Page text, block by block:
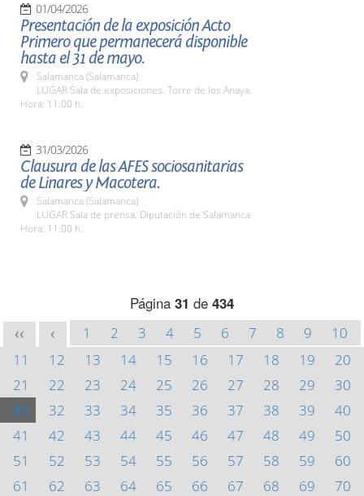
01/04/2026
Presentación de la exposición Acto
Primero que permanecerá disponible
hasta el 31 de mayo.
Salamanca (Salamanca)
LUGAR Sala de exposiciones. Torre de los Anaya.
Hora: 11:00 h.
31/03/2026
Clausura de las AFES sociosanitarias
de Linares y Macotera.
Salamanca (Salamanca)
LUGAR Sala de prensa. Diputación de Salamanca
Hora: 11:00 h.
Página 31 de 434
<< < 1 2 3 4 5 6 7 8 9
10
11
12 13 14 15 16 17 18 19
20
21
22 23 24 25 26 27 28 29
30
31
32 33 34 35 36 37 38 39
40
41
42 43 44 45 46 47 48 49
50
51
52 53 54 55 56 57 58 59
60
61
62 63 64 65 66 67 68 69
70